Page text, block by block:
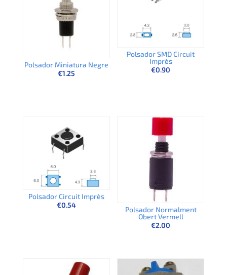
Polsador Miniatura Negre
€1.25
Polsador SMD Circuit
Imprès
€0.90
Polsador Circuit Imprès
€0.54
Polsador Normalment
Obert Vermell
€2.00